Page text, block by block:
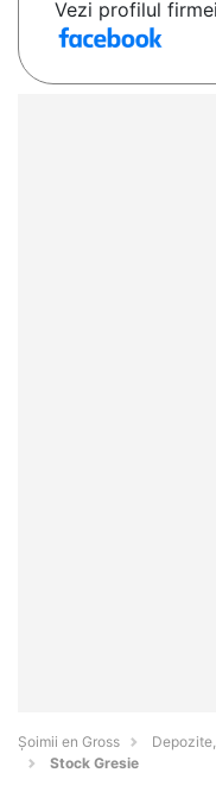
Vezi profilul
Șoimii en Gross
Stock Gresie